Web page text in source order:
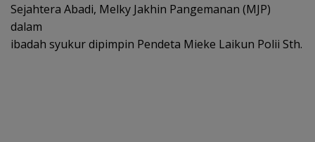
Sejahtera Abadi, Melky Jakhin Pangemanan (MJP)
dalam
ibadah syukur dipimpin Pendeta Mieke Laikun Polii Sth.